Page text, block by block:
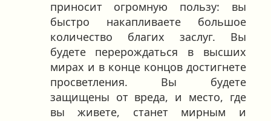
приносит огромную пользу: вы
быстро накапливаете большое
количество благих заслуг. Вы
будете перерождаться в высших
мирах и в конце концов достигнете
просветления. Вы будете
защищены от вреда, и место, где
вы живете, станет мирным и